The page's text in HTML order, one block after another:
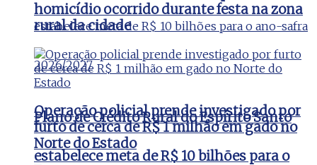
Plano de Crédito Rural do Espírito Santo
estabelece meta de R$ 10 bilhões para o
homicídio ocorrido durante festa na zona
rural da cidade
Operação policial prende investigado por
furto de cerca de R$ 1 milhão em gado no
Norte do Estado